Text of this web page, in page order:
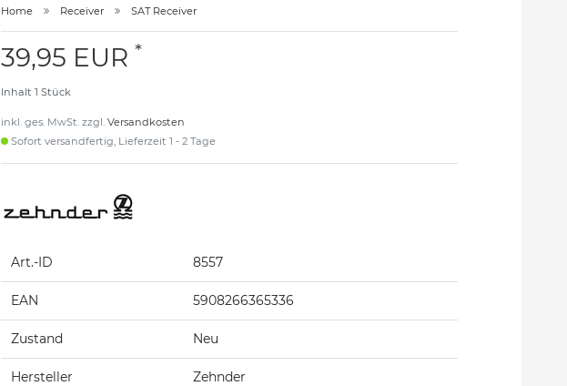
Home Receiver SAT Receiver
39,95 EUR *
Inhalt 1 Stück
inkl. ges. MwSt. zzgl. Versandkosten
Sofort versandfertig, Lieferzeit 1 - 2 Tage
Art.-ID 8557
EAN 5908266365336
Zustand Neu
Hersteller Zehnder